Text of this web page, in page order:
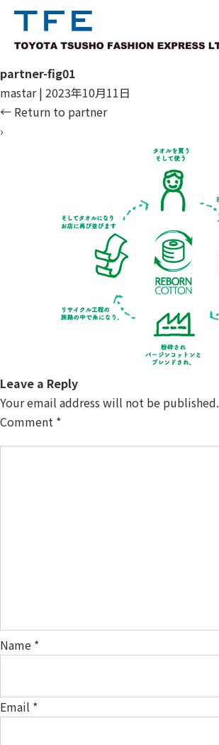
partner-fig01
mastar | 2023年10月11日
← Return to partner
›
Leave a Reply
Your email address will not be published.
Comment *
Name *
Email *